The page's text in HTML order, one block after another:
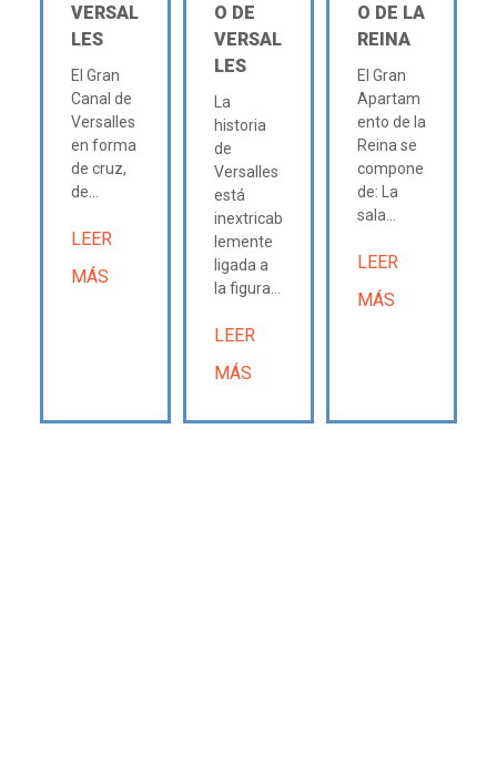
VERSAL
LES
El Gran
Canal de
Versalles
en forma
de cruz,
de...
LEER
MÁS
O DE
VERSAL
LES
La
historia
de
Versalles
está
inextricab
lemente
ligada a
la figura...
LEER
MÁS
O DE LA
REINA
El Gran
Apartam
ento de la
Reina se
compone
de: La
sala...
LEER
MÁS